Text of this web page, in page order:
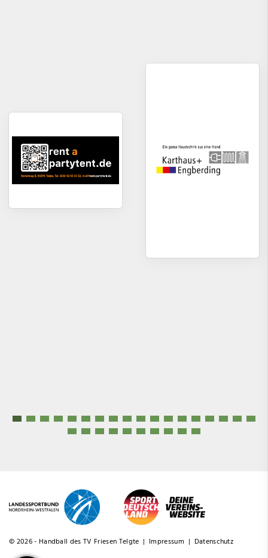
© 2026 - Handball des TV Friesen Telgte | Impressum | Datenschutz